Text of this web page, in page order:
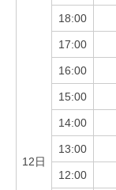
12日
18:00
17:00
16:00
15:00
14:00
13:00
12:00